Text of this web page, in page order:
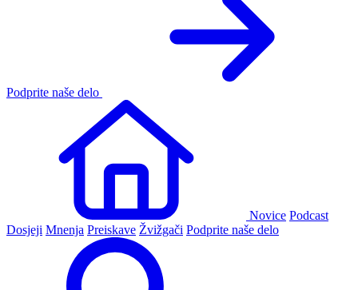
Podprite naše delo
Novice Podcast
Dosjeji Mnenja Preiskave Žvižgači Podprite naše delo